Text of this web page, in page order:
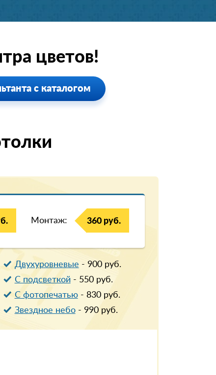
цветов!
с каталогом
Монтаж: 360 руб.
Двухуровневые - 900руб.
С подсветкой- 550руб.
С фотопечатью- 830руб.
Звездное небо- 990руб.